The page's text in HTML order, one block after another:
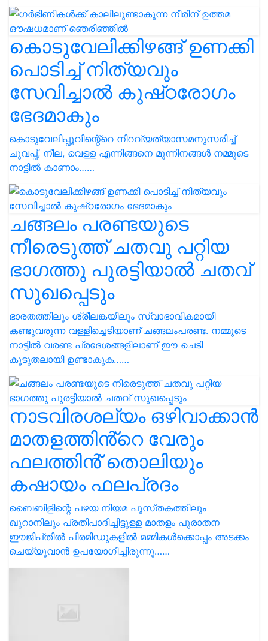
കൊടുവേലിക്കിഴങ്ങ് ഉണക്കി
പൊടിച്ച് നിത്യവും
സേവിച്ചാൽ കുഷ്‌ഠരോഗം
ഭേദമാകും
കൊടുവേലിപ്പൂവിന്റെ്റെ നിറവ്യത്യാസമനുസരിച്ച്
ചുവപ്പ്, നീല, വെള്ള എന്നിങ്ങനെ മൂന്നിനങ്ങൾ നമ്മുടെ
നാട്ടിൽ കാണാം……
ചങ്ങലം പരണ്ടയുടെ
നീരെടുത്ത് ചതവു പറ്റിയ
ഭാഗത്തു പുരട്ടിയാൽ ചതവ്
സുഖപ്പെടും
ഭാരതത്തിലും ശ്രീലങ്കയിലും സ്വാഭാവികമായി
കണ്ടുവരുന്ന വള്ളിച്ചെടിയാണ് ചങ്ങലംപരണ്ട. നമ്മുടെ
നാട്ടിൽ വരണ്ട പ്രദേശങ്ങളിലാണ് ഈ ചെടി
കൂടുതലായി ഉണ്ടാകുക……
നാടവിരശല്യം ഒഴിവാക്കാൻ
മാതളത്തിൻ്റെ വേരും
ഫലത്തിൻ് തൊലിയും
കഷായം ഫലപ്രദം
ബൈബിളിന്റെ പഴയ നിയമ പുസ്‌തകത്തിലും
ഖുറാനിലും പ്രതിപാദിച്ചിട്ടുള്ള മാതളം പുരാതന
ഈജിപ്‌തിൽ പിരമിഡുകളിൽ മമ്മികൾക്കൊപ്പം അടക്കം
ചെയ്യുവാൻ ഉപയോഗിച്ചിരുന്നു……
പപ്പായുടെ കറ പുഴുക്കടിക്ക്